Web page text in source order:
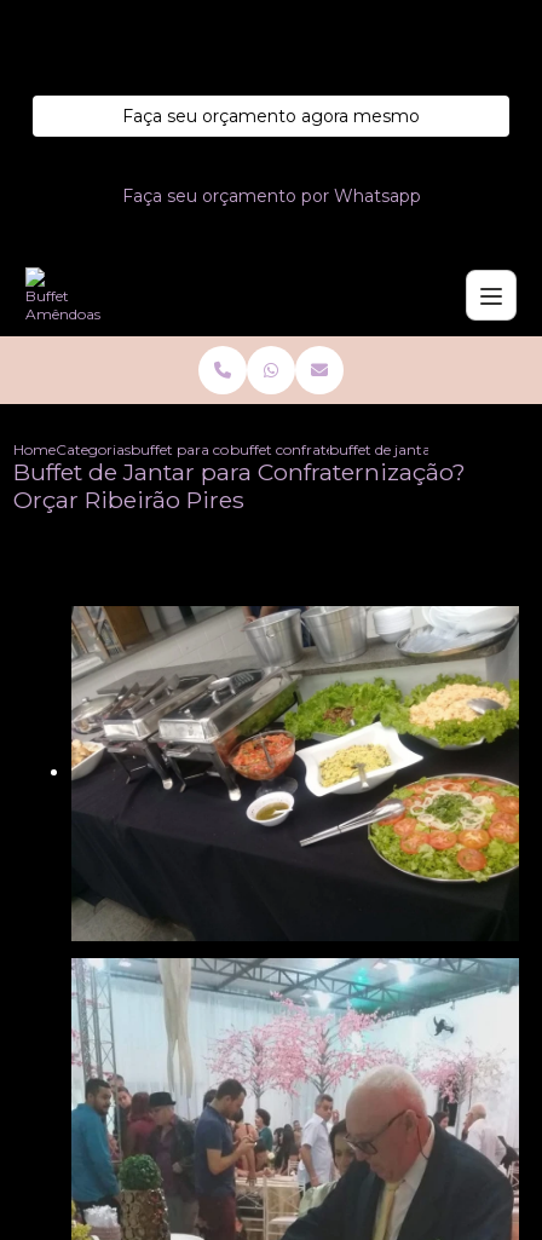
Faça seu orçamento agora mesmo
Faça seu orçamento por Whatsapp
HomeCategoriasbuffet para confraternizacoes
buffet confraternizacao de empresa
buffet de jantar para
Buffet de Jantar para Confraternização?
Orçar Ribeirão Pires